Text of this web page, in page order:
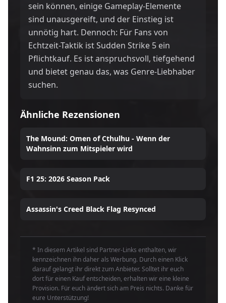
sein können, einige Gameplay-Elemente
sind unausgereift, und der Einstieg ist
unnötig hart. Dennoch: Für Fans von
Echtzeit-Taktik ist Sudden Strike 5 ein
Pflichtkauf. Es ist anspruchsvoll, tiefgehend
und bietet genau das, was Genre-Liebhaber
suchen.
Ähnliche Rezensionen
The Mound: Omen of Cthulhu - Wenn der
Wahnsinn zum Mitspieler wird
F1 25: 2026 Season Pack
Assassin's Creed Black Flag Resynced
* In diesem Artikel sind Partner-Links enthalten, wir
kennzeichnen ihn daher als Werbung. Durch einen Klick
darauf gelangt ihr direkt zum Anbieter. Solltet ihr euch
dort für einen Kauf entscheiden, erhalten wir eine kleine
Provision. Für euch ändert sich am Preis nichts. Danke für
eure Unterstützung!